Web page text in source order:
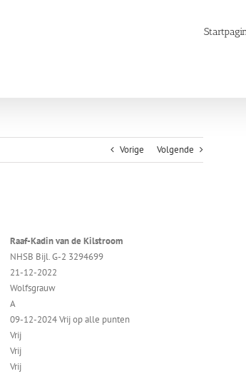
Vorige Volgende
Raaf-Kadin van de Kilstroom
NHSB Bijl. G-2 3294699
21-12-2022
Wolfsgrauw
A
09-12-2024 Vrij op alle punten
Vrij
Vrij
Vrij